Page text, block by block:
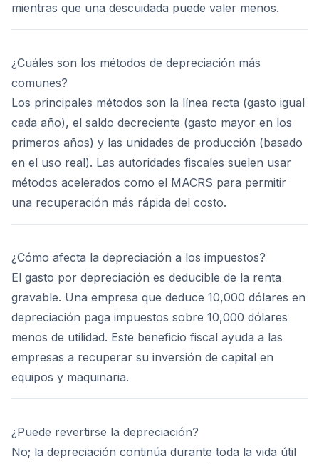
mientras que una descuidada puede valer menos.
¿Cuáles son los métodos de depreciación más
comunes?
Los principales métodos son la línea recta (gasto igual
cada año), el saldo decreciente (gasto mayor en los
primeros años) y las unidades de producción (basado
en el uso real). Las autoridades fiscales suelen usar
métodos acelerados como el MACRS para permitir
una recuperación más rápida del costo.
¿Cómo afecta la depreciación a los impuestos?
El gasto por depreciación es deducible de la renta
gravable. Una empresa que deduce 10,000 dólares en
depreciación paga impuestos sobre 10,000 dólares
menos de utilidad. Este beneficio fiscal ayuda a las
empresas a recuperar su inversión de capital en
equipos y maquinaria.
¿Puede revertirse la depreciación?
No; la depreciación continúa durante toda la vida útil